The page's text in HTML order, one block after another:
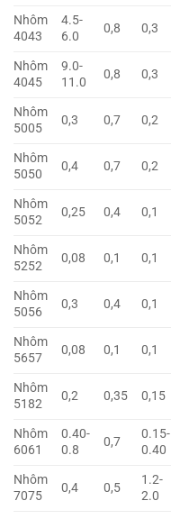
Nhôm
4043
4.5-
6.0
0,8 0,3
Nhôm
4045
9.0-
11.0
0,8 0,3
Nhôm
5005
0,3 0,7 0,2
Nhôm
5050
0,4 0,7 0,2
Nhôm
5052
0,25 0,4 0,1
Nhôm
5252
0,08 0,1 0,1
Nhôm
5056
0,3 0,4 0,1
Nhôm
5657
0,08 0,1 0,1
Nhôm
5182
0,2 0,35 0,15
Nhôm
6061
0.40-
0.8
0,7
0.15-
0.40
Nhôm
7075
0,4 0,5
1.2-
2.0